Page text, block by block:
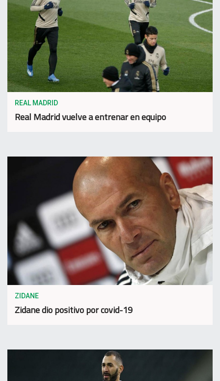
REAL MADRID
Real Madrid vuelve a entrenar en equipo
ZIDANE
Zidane dio positivo por covid-19